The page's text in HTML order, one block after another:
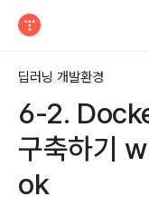
딥러닝 개발환경
6-2.
구축하기
ok